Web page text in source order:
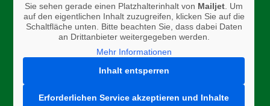
Sie sehen gerade einen Platzhalterinhalt von Mailjet . Um
auf den eigentlichen Inhalt zuzugreifen, klicken Sie auf die
Schaltfläche unten. Bitte beachten Sie, dass dabei Daten
an Drittanbieter weitergegeben werden.
Mehr Informationen
Inhalt entsperren
Erforderlichen Service akzeptieren und Inhalte